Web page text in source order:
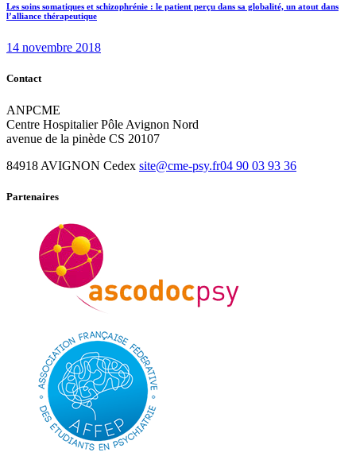
Next
post:
Les soins somatiques et schizophrénie : le patient perçu dans sa globalité, un atout dans
l’alliance thérapeutique
14 novembre 2018
Contact
ANPCME
Centre Hospitalier Pôle Avignon Nord
avenue de la pinède CS 20107
84918 AVIGNON Cedex site@cme-psy.fr04 90 03 93 36
Partenaires